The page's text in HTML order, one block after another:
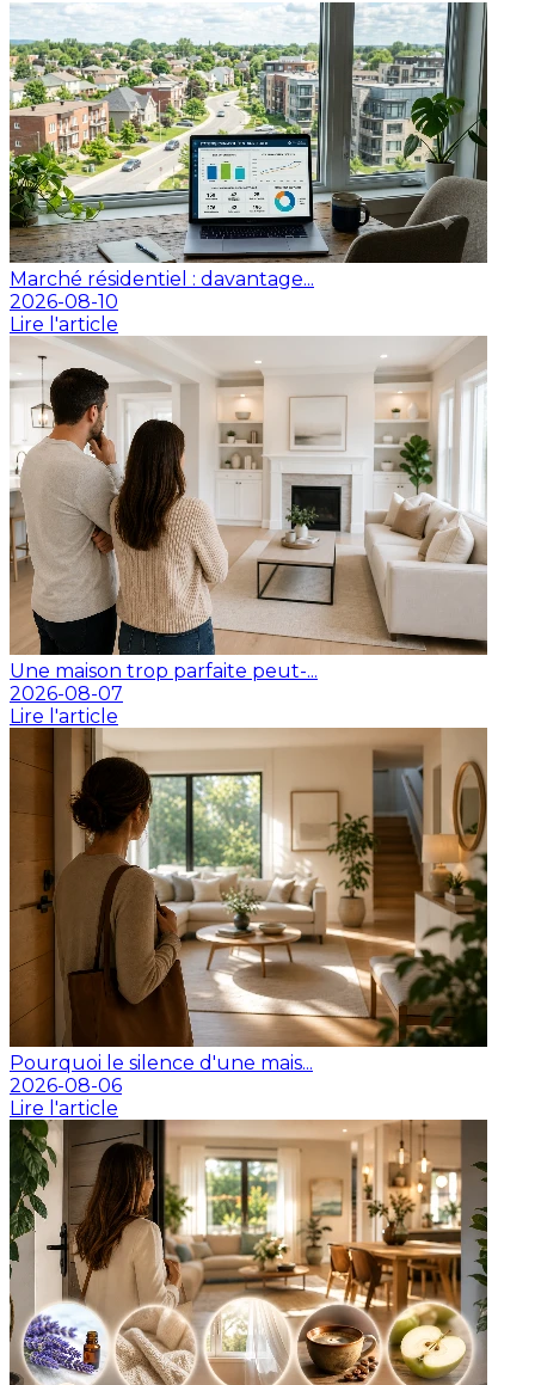
Marché résidentiel : davantage...
2026-08-10
Lire l'article
Une maison trop parfaite peut-...
2026-08-07
Lire l'article
Pourquoi le silence d'une mais...
2026-08-06
Lire l'article